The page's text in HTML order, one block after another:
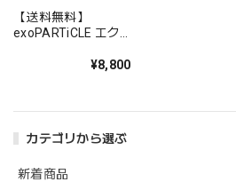
カテゴリから選ぶ
新着商品
【送料無料】
exoPARTiCLE エク
レンジングリキッド
¥8,800